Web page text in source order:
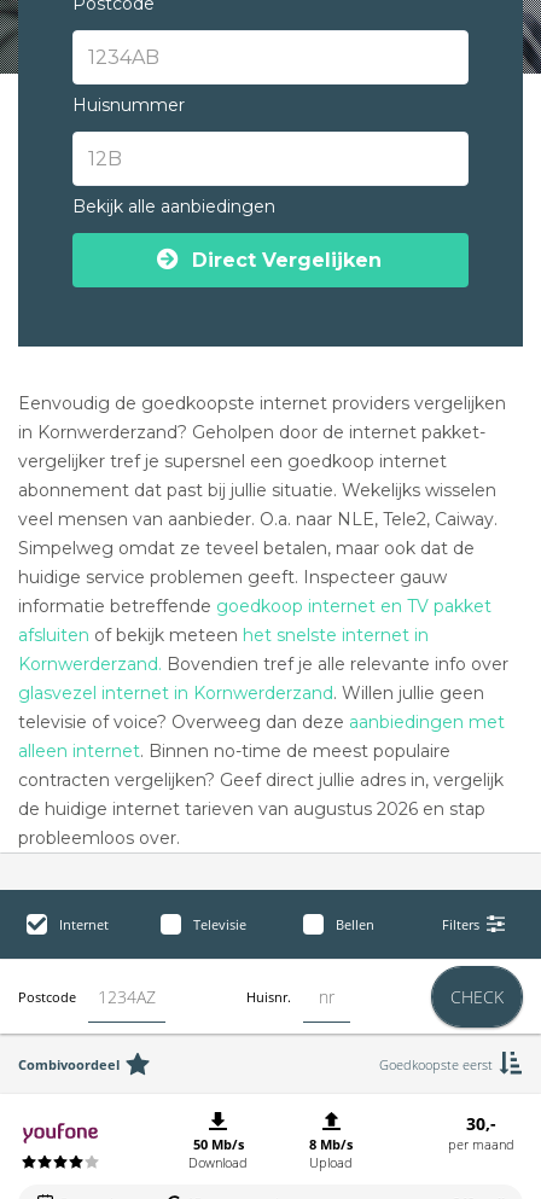
Huisnummer
Bekijk alle aanbiedingen
Direct Vergelijken
Eenvoudig de goedkoopste internet providers vergelijken
in Kornwerderzand? Geholpen door de internet pakket-
vergelijker tref je supersnel een goedkoop internet
abonnement dat past bij jullie situatie. Wekelijks wisselen
veel mensen van aanbieder. O.a. naar NLE, Tele2, Caiway.
Simpelweg omdat ze teveel betalen, maar ook dat de
huidige service problemen geeft. Inspecteer gauw
informatie betreffende goedkoop internet en TV pakket
afsluiten of bekijk meteen het snelste internet in
Kornwerderzand. Bovendien tref je alle relevante info over
glasvezel internet in Kornwerderzand. Willen jullie geen
televisie of voice? Overweeg dan deze aanbiedingen met
alleen internet. Binnen no-time de meest populaire
contracten vergelijken? Geef direct jullie adres in, vergelijk
de huidige internet tarieven van augustus 2026 en stap
probleemloos over.
Internet Televisie Bellen Filters
Postcode Huisnr. CHECK
Combivoordeel Goedkoopste eerst
50 Mb/s
Download
8 Mb/s
Upload
30,-
per maand